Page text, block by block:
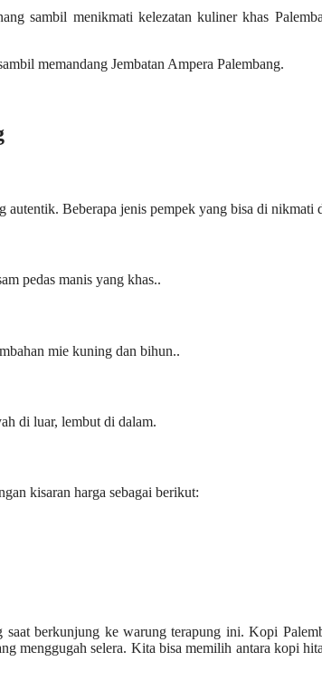
sambil menikmati kelezatan kuliner khas
memandang Jembatan Ampera Palembang.
Beberapa jenis pempek yang bisa di nikmati
pedas manis yang khas..
mie kuning dan bihun..
di luar, lembut di dalam.
kisaran harga sebagai berikut:
berkunjung ke warung terapung ini. Kopi
menggugah selera. Kita bisa memilih antara kopi